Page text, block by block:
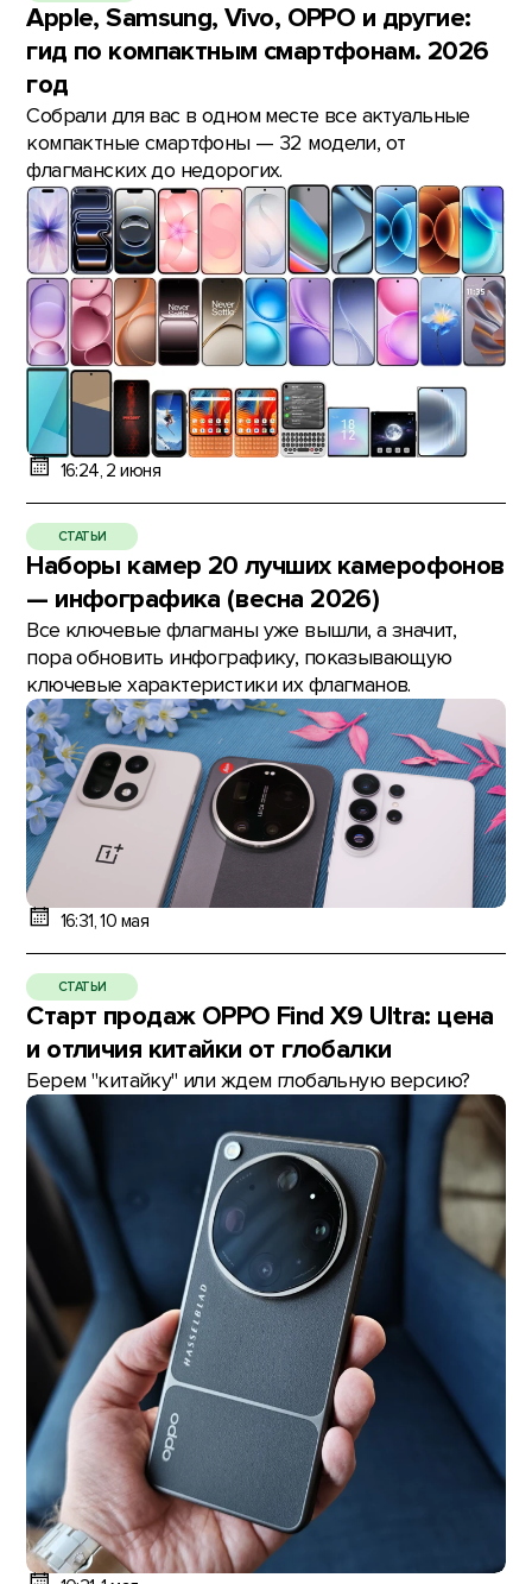
Apple, Samsung, Vivo, OPPO и другие:
гид по компактным смартфонам. 2026
год
Собрали для вас в одном месте все актуальные
компактные смартфоны — 32 модели, от
флагманских до недорогих.
16:24, 2 июня
СТАТЬИ
Наборы камер 20 лучших камерофонов
— инфографика (весна 2026)
Все ключевые флагманы уже вышли, а значит,
пора обновить инфографику, показывающую
ключевые характеристики их флагманов.
16:31, 10 мая
СТАТЬИ
Старт продаж OPPO Find X9 Ultra: цена
и отличия китайки от глобалки
Берем "китайку" или ждем глобальную версию?